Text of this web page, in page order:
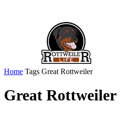
Home Tags Great Rottweiler
Great Rottweiler